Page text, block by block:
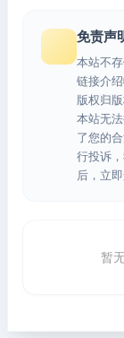
免责声
本站不
链接介
版权归
本站无
了您的
行投诉
后，立
暂